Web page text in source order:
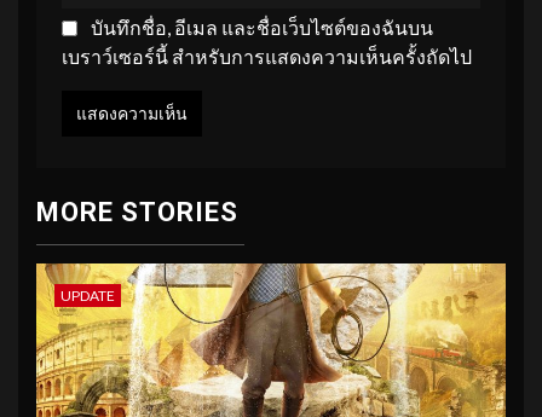
บันทึกชื่อ, อีเมล และชื่อเว็บไซต์ของฉันบน
เบราว์เซอร์นี้ สำหรับการแสดงความเห็นครั้งถัดไป
MORE STORIES
UPDATE